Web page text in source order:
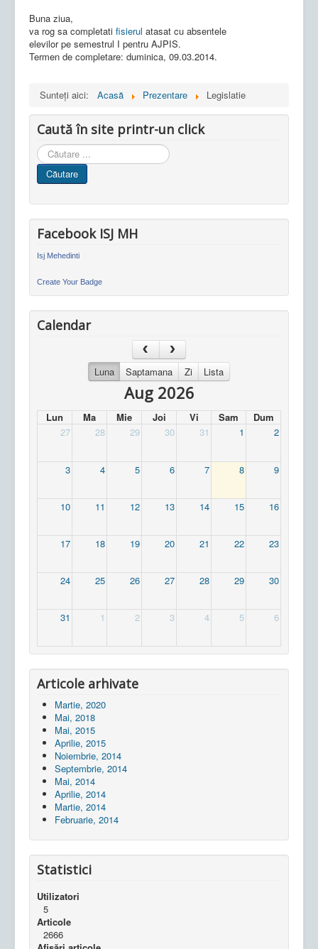
Buna ziua,
va rog sa completati fisierul atasat cu absentele
elevilor pe semestrul I pentru AJPIS.
Termen de completare: duminica, 09.03.2014.
Sunteți aici: Acasă Prezentare Legislatie
Caută în site printr-un click
Cauta
in
site
Căutare
Facebook ISJ MH
Isj Mehedinti
Create Your Badge
Calendar
Luna Saptamana Zi Lista
Aug 2026
Lun Ma Mie Joi Vi Sam
Dum
27
28 29 30 31 1 2
3 4 5 6 7 8 9
10 11 12 13 14 15 16
17 18 19 20 21 22 23
24 25 26 27 28 29 30
31 1 2 3 4 5 6
Articole arhivate
Martie, 2020
Mai, 2018
Mai, 2015
Aprilie, 2015
Noiembrie, 2014
Septembrie, 2014
Mai, 2014
Aprilie, 2014
Martie, 2014
Februarie, 2014
Statistici
Utilizatori
5
Articole
2666